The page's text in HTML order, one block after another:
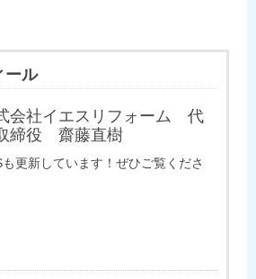
ール
会社イエスリフォーム 代
締役 齋藤直樹
も更新しています！ぜひご覧くださ